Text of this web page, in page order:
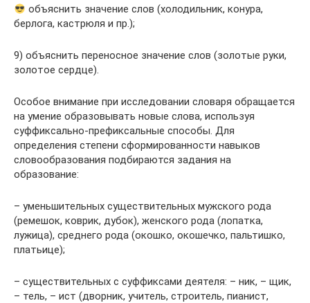
объяснить значение слов (холодильник, конура,
берлога, кастрюля и пр.);
9) объяснить переносное значение слов (золотые руки,
золотое сердце).
Особое внимание при исследовании словаря обращается
на умение образовывать новые слова, используя
суффиксально-префиксальные способы. Для
определения степени сформированности навыков
словообразования подбираются задания на
образование:
– уменьшительных существительных мужского рода
(ремешок, коврик, дубок), женского рода (лопатка,
лужица), среднего рода (окошко, окошечко, пальтишко,
платьице);
– существительных с суффиксами деятеля: – ник, – щик,
– тель, – ист (дворник, учитель, строитель, пианист,